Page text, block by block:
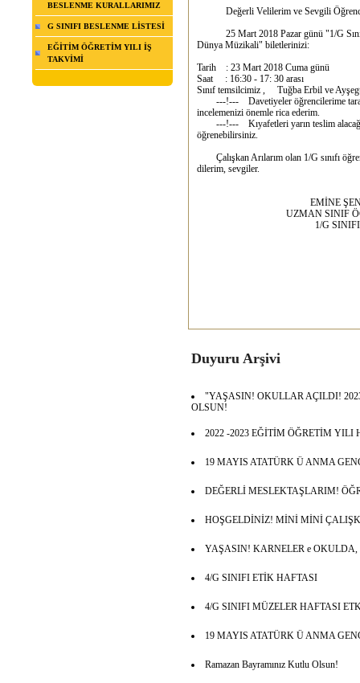
BESLENME KURALLARIMIZ
G SINIFI BESLENME LİSTESİ
EĞİTİM ÖĞRETİM YILI İŞ
TAKVİMİ
Değerli Velilerim ve Sevgili
25 Mart 2018 Pazar günü "1/G
Dünya Müzikali" biletlerinizi:
Tarih : 23 Mart 2018 Cuma günü
Saat : 16:30 - 17: 30 arası
Sınıf temsilcimiz , Tuğba Erbil ve
---!--- Davetiyeler öğrencilerime
incelemenizi önemle rica ederim.
---!--- Kıyafetleri yarın teslim
öğrenebilirsiniz.
Çalışkan Arılarım olan 1/G sınıfı
dilerim, sevgiler.
EMİNE
UZMAN SINIF
1/G SINIFI
Duyuru Arşivi
"YAŞASIN! OKULLAR AÇILDI!
OLSUN!
2022 -2023 EĞİTİM ÖĞRETİM
19 MAYIS ATATÜRK Ü ANMA
DEĞERLİ MESLEKTAŞLARIM!
HOŞGELDİNİZ! MİNİ MİNİ
YAŞASIN! KARNELER e
4/G SINIFI ETİK HAFTASI
4/G SINIFI MÜZELER HAFTASI
19 MAYIS ATATÜRK Ü ANMA
Ramazan Bayramınız Kutlu Olsun!